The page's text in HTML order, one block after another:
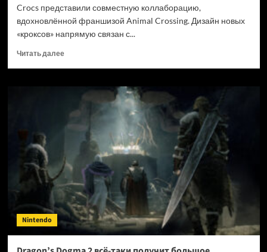
Crocs представили совместную коллаборацию,
вдохновлённой франшизой Animal Crossing. Дизайн новых
«кроксов» напрямую связан с...
Читать далееПрочитать
Nintendo
запустила
коллаборацию
с обувным брендом
по игре
Crossing
Nintendo